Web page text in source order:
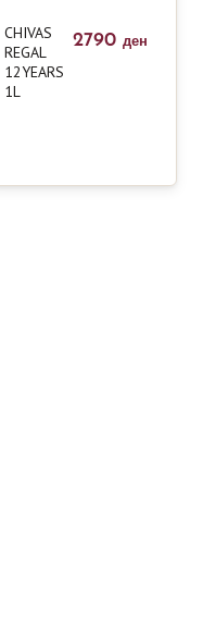
CHIVAS
REGAL
12YEARS
1L
2790 ден